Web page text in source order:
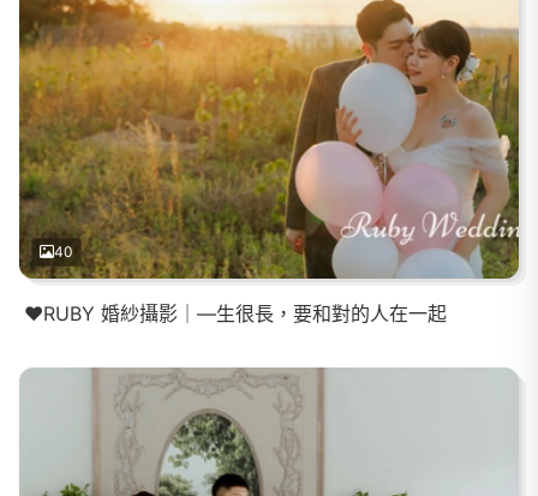
40
❤️RUBY 婚紗攝影｜—生很長，要和對的人在一起